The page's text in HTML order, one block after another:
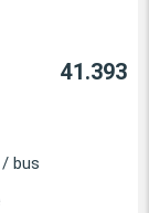
41.393
/ bus